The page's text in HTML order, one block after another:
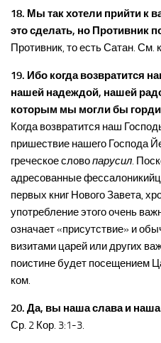
18. Мы так хотели прийти к
это сделать, но Противник
Противник, то есть Сатан. См.
19. Ибо когда возвратится
нашей надеждой, нашей
которым мы могли бы
Когда возвратится наш
пришествие нашего Господа
греческое словопарусил.
адресованные
первых книг Нового Завета,
употребление этого очень
означает «присутствие» и
визитами царей или других
поистине будет посещением
ком.
20. Да, вы наша слава и
Ср. 2 Кор. 3:1-3.